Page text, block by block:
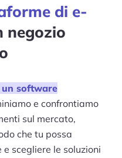
di e-
negozio
software
e confrontiamo
sul mercato,
che tu possa
scegliere le soluzioni